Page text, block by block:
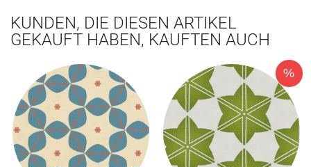
KUNDEN, DIE DIESEN ARTIKEL
GEKAUFT HABEN, KAUFTEN AUCH
%